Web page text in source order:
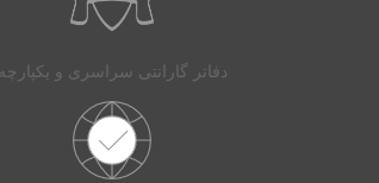
دفاتر گارانتی سراسری و یکپارچه